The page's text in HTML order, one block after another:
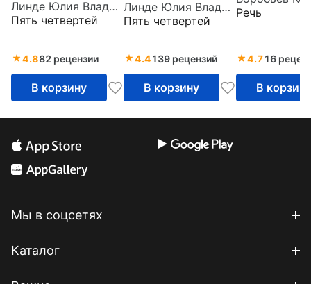
Линде Юлия Владимировна
Пять четвертей
4.882 рецензии
В корзину
Линде Юлия Владимировна
Пять четвертей
4.4139 рецензий
В корзину
Речь
4.716
В корзину
Мы в соцсетях
Каталог